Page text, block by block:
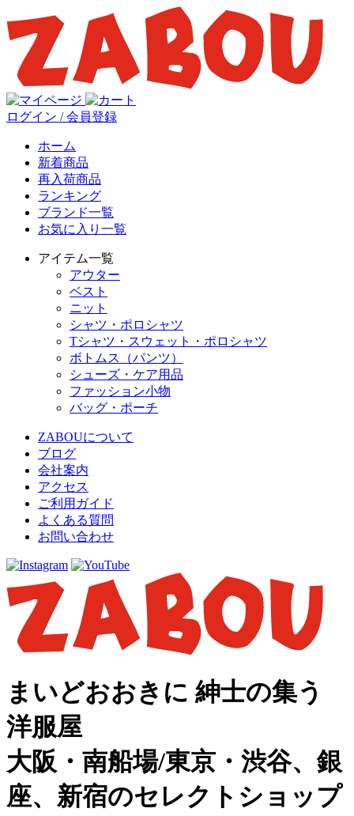
ログイン / 会員登録
ホーム
新着商品
再入荷商品
ランキング
ブランド一覧
お気に入り一覧
アイテム一覧
アウター
ベスト
ニット
シャツ・ポロシャツ
Tシャツ・スウェット・ポロシャツ
ボトムス（パンツ）
シューズ・ケア用品
ファッション小物
バッグ・ポーチ
ZABOUについて
ブログ
会社案内
アクセス
ご利用ガイド
よくある質問
お問い合わせ
まいどおおきに 紳士の集う
洋服屋
大阪・南船場/東京・渋谷、銀
座、新宿のセレクトショップ